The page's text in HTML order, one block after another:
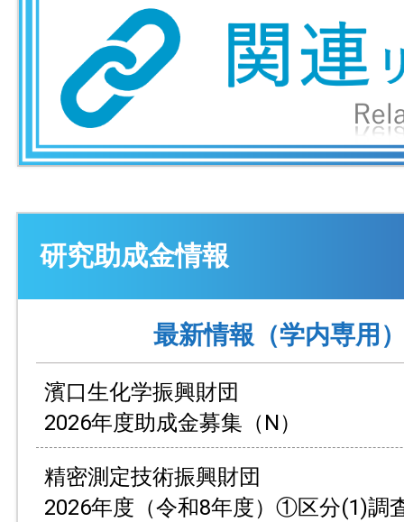
研究助成金情報
最新情報（学内専用
濱口生化学振興財団
2026年度助成金募集（N）
精密測定技術振興財団
2026年度（令和8年度）①区分(1)調